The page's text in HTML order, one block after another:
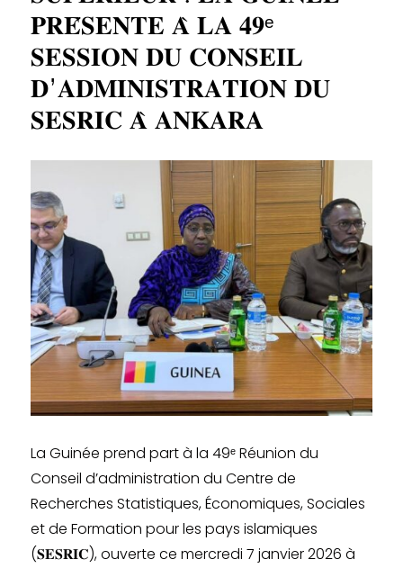
𝐏𝐑𝐄́𝐒𝐄𝐍𝐓𝐄 𝐀̀ 𝐋𝐀 𝟒𝟗ᵉ
𝐒𝐄𝐒𝐒𝐈𝐎𝐍 𝐃𝐔 𝐂𝐎𝐍𝐒𝐄𝐈𝐋
𝐃’𝐀𝐃𝐌𝐈𝐍𝐈𝐒𝐓𝐑𝐀𝐓𝐈𝐎𝐍 𝐃𝐔
𝐒𝐄𝐒𝐑𝐈𝐂 𝐀̀ 𝐀𝐍𝐊𝐀𝐑𝐀
La Guinée prend part à la 49ᵉ Réunion du
Conseil d’administration du Centre de
Recherches Statistiques, Économiques, Sociales
et de Formation pour les pays islamiques
(𝐒𝐄𝐒𝐑𝐈𝐂), ouverte ce mercredi 7 janvier 2026 à